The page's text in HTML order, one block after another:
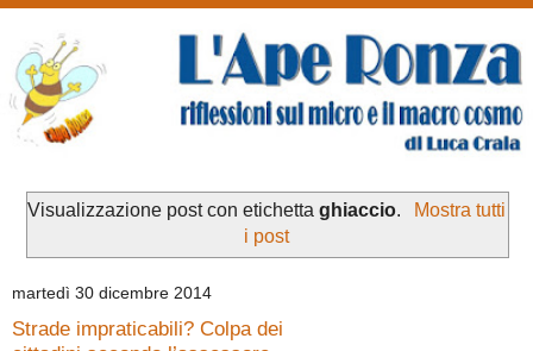
Visualizzazione post con etichettaghiaccio.
Mostra tutti
i post
martedì 30 dicembre 2014
Strade impraticabili? Colpa dei